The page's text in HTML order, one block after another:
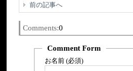
前の記事へ
Comments:0
Comment Form
お名前 (必須)